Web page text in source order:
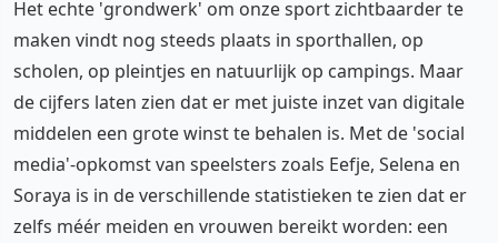
Het echte 'grondwerk' om onze sport zichtbaarder te
maken vindt nog steeds plaats in sporthallen, op
scholen, op pleintjes en natuurlijk op campings. Maar
de cijfers laten zien dat er met juiste inzet van digitale
middelen een grote winst te behalen is. Met de 'social
media'-opkomst van speelsters zoals Eefje, Selena en
Soraya is in de verschillende statistieken te zien dat er
zelfs méér meiden en vrouwen bereikt worden: een